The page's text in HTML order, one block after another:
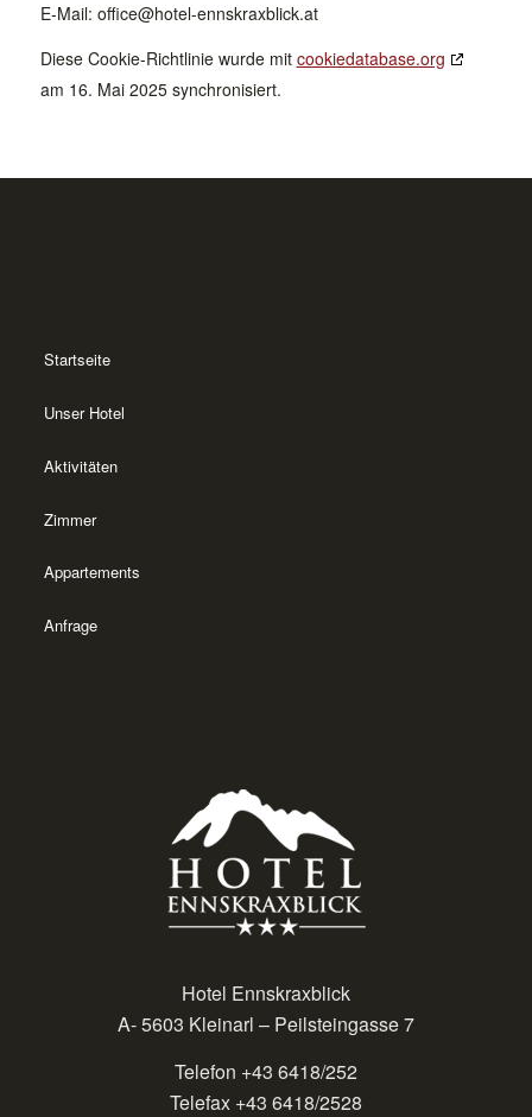
E-Mail: office@hotel-ennskraxblick.at
Diese Cookie-Richtlinie wurde mit cookiedatabase.org
am 16. Mai 2025 synchronisiert.
Startseite
Unser Hotel
Aktivitäten
Zimmer
Appartements
Anfrage
Hotel Ennskraxblick
A- 5603 Kleinarl – Peilsteingasse 7
Telefon +43 6418/252
Telefax +43 6418/2528